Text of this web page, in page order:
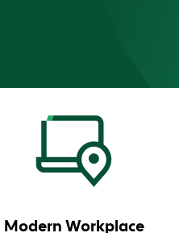
Modern Workplace